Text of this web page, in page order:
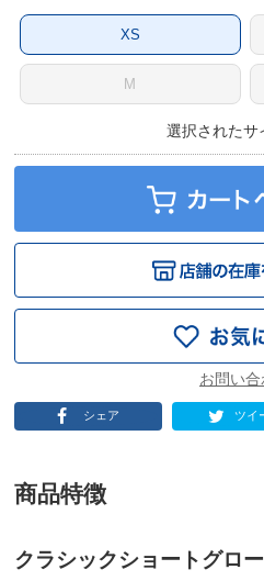
XS
M
選択されたサ
シェア ツイ
商品特徴
クラシックショートグロ